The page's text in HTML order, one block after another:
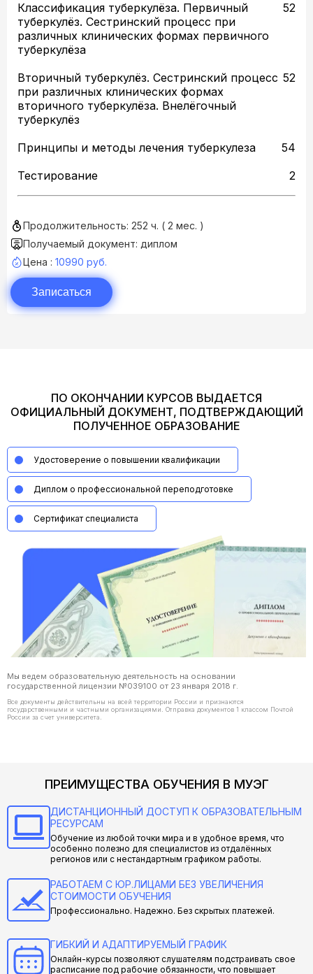
Классификация туберкулёза. Первичный
туберкулёз. Сестринский процесс при
различных клинических формах первичного
туберкулёза
52
Вторичный туберкулёз. Сестринский процесс
при различных клинических формах
вторичного туберкулёза. Внелёгочный
туберкулёз
52
Принципы и методы лечения туберкулеза
54
Тестирование
2
Продолжительность: 252 ч. ( 2 мес. )
Получаемый документ: диплом
Цена : 10990 руб.
Записаться
ПО ОКОНЧАНИИ КУРСОВ ВЫДАЕТСЯ
ОФИЦИАЛЬНЫЙ ДОКУМЕНТ, ПОДТВЕРЖДАЮЩИЙ
ПОЛУЧЕННОЕ ОБРАЗОВАНИЕ
Удостоверение о повышении квалификации
Диплом о профессиональной переподготовке
Сертификат специалиста
Мы ведем образовательную деятельность на основании
государственной лицензии №039100 от 23 января 2018 г.
Все документы действительны на всей территории России и признаются
государственными и частными организациями. Отправка документов 1 классом Почтой
России за счет университета.
ПРЕИМУЩЕСТВА ОБУЧЕНИЯ В МУЭГ
ДИСТАНЦИОННЫЙ ДОСТУП К ОБРАЗОВАТЕЛЬНЫМ
РЕСУРСАМ
Обучение из любой точки мира и в удобное время, что
особенно полезно для специалистов из отдалённых
регионов или с нестандартным графиком работы.
РАБОТАЕМ С ЮР.ЛИЦАМИ БЕЗ УВЕЛИЧЕНИЯ
СТОИМОСТИ ОБУЧЕНИЯ
Профессионально. Надежно. Без скрытых платежей.
ГИБКИЙ И АДАПТИРУЕМЫЙ ГРАФИК
Онлайн-курсы позволяют слушателям подстраивать свое
расписание под рабочие обязанности, что повышает